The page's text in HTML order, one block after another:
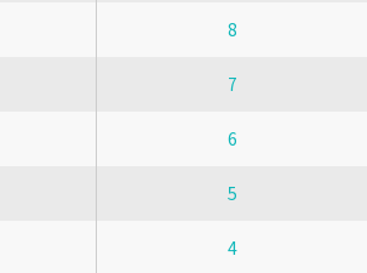
8
7
6
5
4